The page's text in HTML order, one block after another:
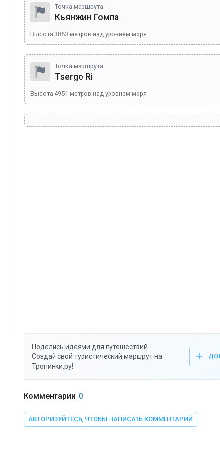
Точка маршрута
Кьянжин Гомпа
Высота 3863 метров над уровнем моря
Точка маршрута
Tsergo Ri
Высота 4951 метров над уровнем моря
Поделись идеями для путешествий.
Создай свой туристический маршрут на
Тропинки.ру!
Комментарии 0
АВТОРИЗУЙТЕСЬ, ЧТОБЫ НАПИСАТЬ КОММЕНТАРИЙ